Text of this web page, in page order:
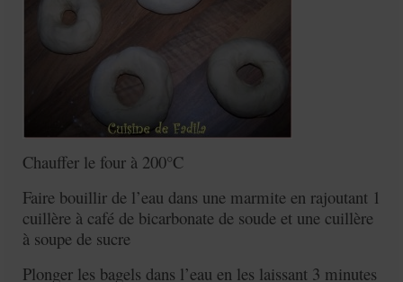
Chauffer le four à 200°C
Faire bouillir de l’eau dans une marmite en rajoutant 1
cuillère à café de bicarbonate de soude et une cuillère
à soupe de sucre
Plonger les bagels dans l’eau en les laissant 3 minutes